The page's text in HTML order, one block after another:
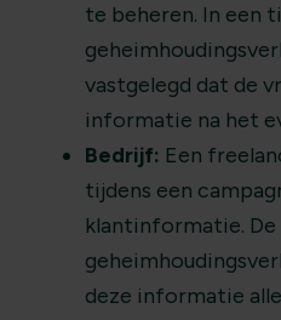
te beheren. In een
vastgelegd dat de
informatie na het
Bedrijf: Een
tijdens een
klantinformatie.
deze informatie